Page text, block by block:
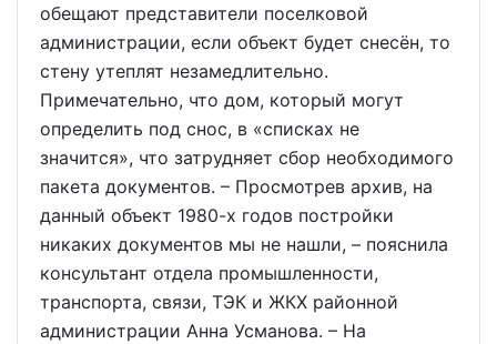
обещают представители поселковой
администрации, если объект будет снесён, то
стену утеплят незамедлительно.
Примечательно, что дом, который могут
определить под снос, в «списках не
значится», что затрудняет сбор необходимого
пакета документов. – Просмотрев архив, на
данный объект 1980-х годов постройки
никаких документов мы не нашли, – пояснила
консультант отдела промышленности,
транспорта, связи, ТЭК и ЖКХ районной
администрации Анна Усманова. – На